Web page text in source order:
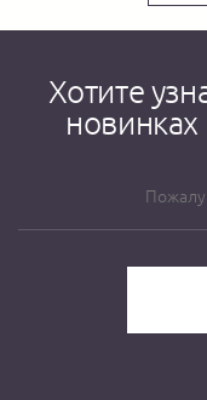
Хотите